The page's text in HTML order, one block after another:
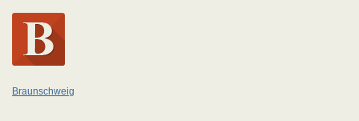
Braunschweig